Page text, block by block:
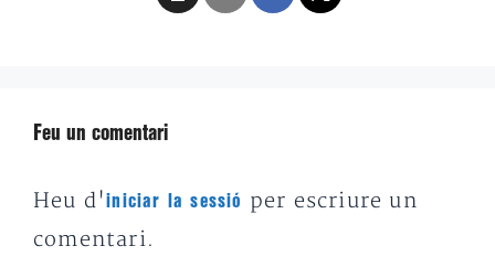
Feu un comentari
Heu d'iniciar la sessió
per escriure un
comentari.